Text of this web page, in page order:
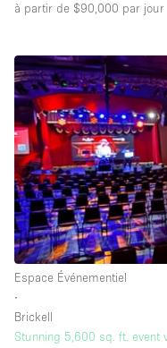
à partir de $90,000 par jour
Espace Événementiel
∙
Brickell
Stunning 5,600 sq. ft. event